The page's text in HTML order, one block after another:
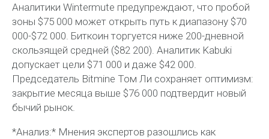
Аналитики Wintermute предупреждают, что пробой
зоны $75 000 может открыть путь к диапазону $70
000-$72 000. Биткоин торгуется ниже 200-дневной
скользящей средней ($82 200). Аналитик Kabuki
допускает цели $71 000 и даже $42 000.
Председатель Bitmine Том Ли сохраняет оптимизм:
закрытие месяца выше $76 000 подтвердит новый
бычий рынок.
*Анализ:* Мнения экспертов разошлись как